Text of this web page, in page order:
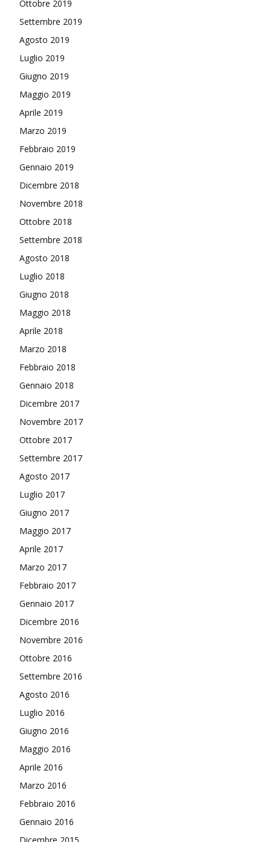
Ottobre 2019
Settembre 2019
Agosto 2019
Luglio 2019
Giugno 2019
Maggio 2019
Aprile 2019
Marzo 2019
Febbraio 2019
Gennaio 2019
Dicembre 2018
Novembre 2018
Ottobre 2018
Settembre 2018
Agosto 2018
Luglio 2018
Giugno 2018
Maggio 2018
Aprile 2018
Marzo 2018
Febbraio 2018
Gennaio 2018
Dicembre 2017
Novembre 2017
Ottobre 2017
Settembre 2017
Agosto 2017
Luglio 2017
Giugno 2017
Maggio 2017
Aprile 2017
Marzo 2017
Febbraio 2017
Gennaio 2017
Dicembre 2016
Novembre 2016
Ottobre 2016
Settembre 2016
Agosto 2016
Luglio 2016
Giugno 2016
Maggio 2016
Aprile 2016
Marzo 2016
Febbraio 2016
Gennaio 2016
Dicembre 2015